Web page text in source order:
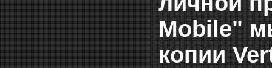
Mobile"
копии